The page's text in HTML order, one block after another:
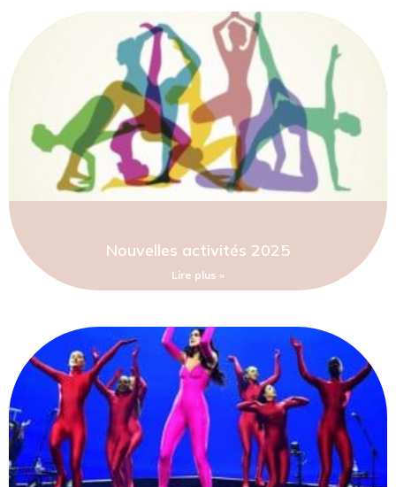
Nouvelles activités 2025
Lire plus »